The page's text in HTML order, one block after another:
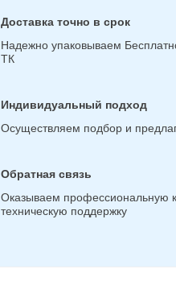
Доставка точно в срок
Надежно упаковываем
ТК
Индивидуальный подход
Осуществляем подбор и
Обратная связь
Оказываем профессиональную
техническую поддержку